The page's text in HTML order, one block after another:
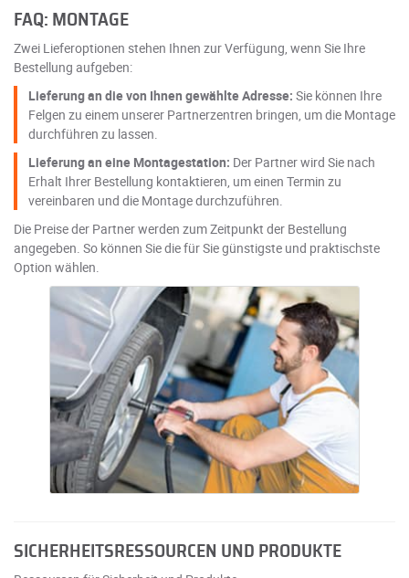
FAQ: MONTAGE
Zwei Lieferoptionen stehen Ihnen zur Verfügung, wenn Sie Ihre
Bestellung aufgeben:
Lieferung an die von Ihnen gewählte Adresse: Sie können Ihre
Felgen zu einem unserer Partnerzentren bringen, um die Montage
durchführen zu lassen.
Lieferung an eine Montagestation: Der Partner wird Sie nach
Erhalt Ihrer Bestellung kontaktieren, um einen Termin zu
vereinbaren und die Montage durchzuführen.
Die Preise der Partner werden zum Zeitpunkt der Bestellung
angegeben. So können Sie die für Sie günstigste und praktischste
Option wählen.
SICHERHEITSRESSOURCEN UND PRODUKTE